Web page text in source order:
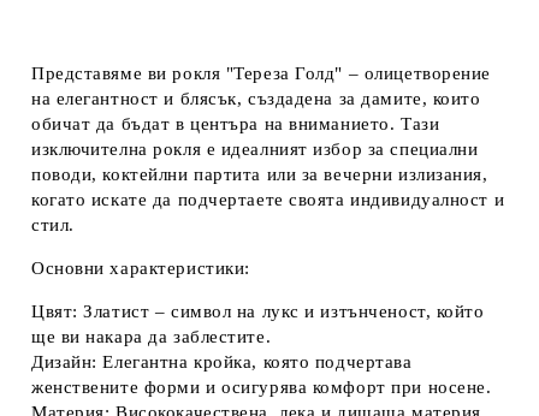
Представяме ви рокля "Тереза Голд" – олицетворение
на елегантност и блясък, създадена за дамите, които
обичат да бъдат в центъра на вниманието. Тази
изключителна рокля е идеалният избор за специални
поводи, коктейлни партита или за вечерни излизания,
когато искате да подчертаете своята индивидуалност и
стил.
Основни характеристики:
Цвят: Златист – символ на лукс и изтънченост, който
ще ви накара да заблестите.
Дизайн: Елегантна кройка, която подчертава
женствените форми и осигурява комфорт при носене.